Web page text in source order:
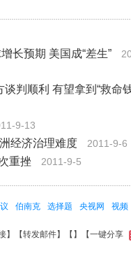
长预期 美国成“差生”
判顺利 有望拿到“救命
9-13
经济治理难度 2011-9-6
重挫 2011-9-5
伯南克 选择题 央视网 视频
】【转发邮件】【 】 【一键分享